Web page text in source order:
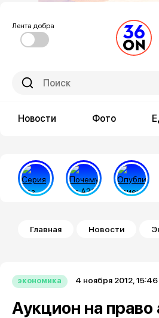
Лента добра
Новости Фото
Строка навигации
Главная Новости
экономика 4 ноября 2012, 15:46
Аукцион на